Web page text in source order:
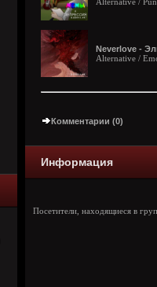
Neverlove -
Alternative /
Комментарии (0)
Информация
Посетители, находящиеся в